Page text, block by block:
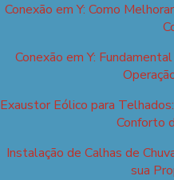
Conexão em Y: Como
Conexão em Y:
Exaustor Eólico para
Conforto
Instalação de Calhas de
sua